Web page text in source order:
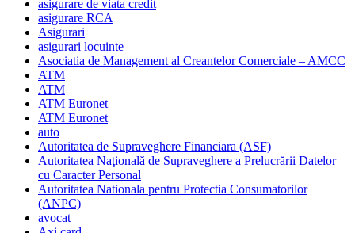
asigurare de viata credit
asigurare RCA
Asigurari
asigurari locuinte
Asociatia de Management al Creantelor Comerciale – AMCC
ATM
ATM
ATM Euronet
ATM Euronet
auto
Autoritatea de Supraveghere Financiara (ASF)
Autoritatea Naţională de Supraveghere a Prelucrării Datelor
cu Caracter Personal
Autoritatea Nationala pentru Protectia Consumatorilor
(ANPC)
avocat